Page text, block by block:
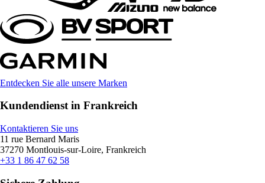
Entdecken Sie alle unsere Marken
Kundendienst in Frankreich
Kontaktieren Sie uns
11 rue Bernard Maris
37270 Montlouis-sur-Loire, Frankreich
+33 1 86 47 62 58